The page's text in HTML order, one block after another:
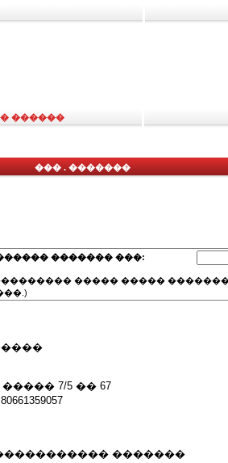
������
��� . �������
������� ���:
����� �����
7/5 �� 67
�������